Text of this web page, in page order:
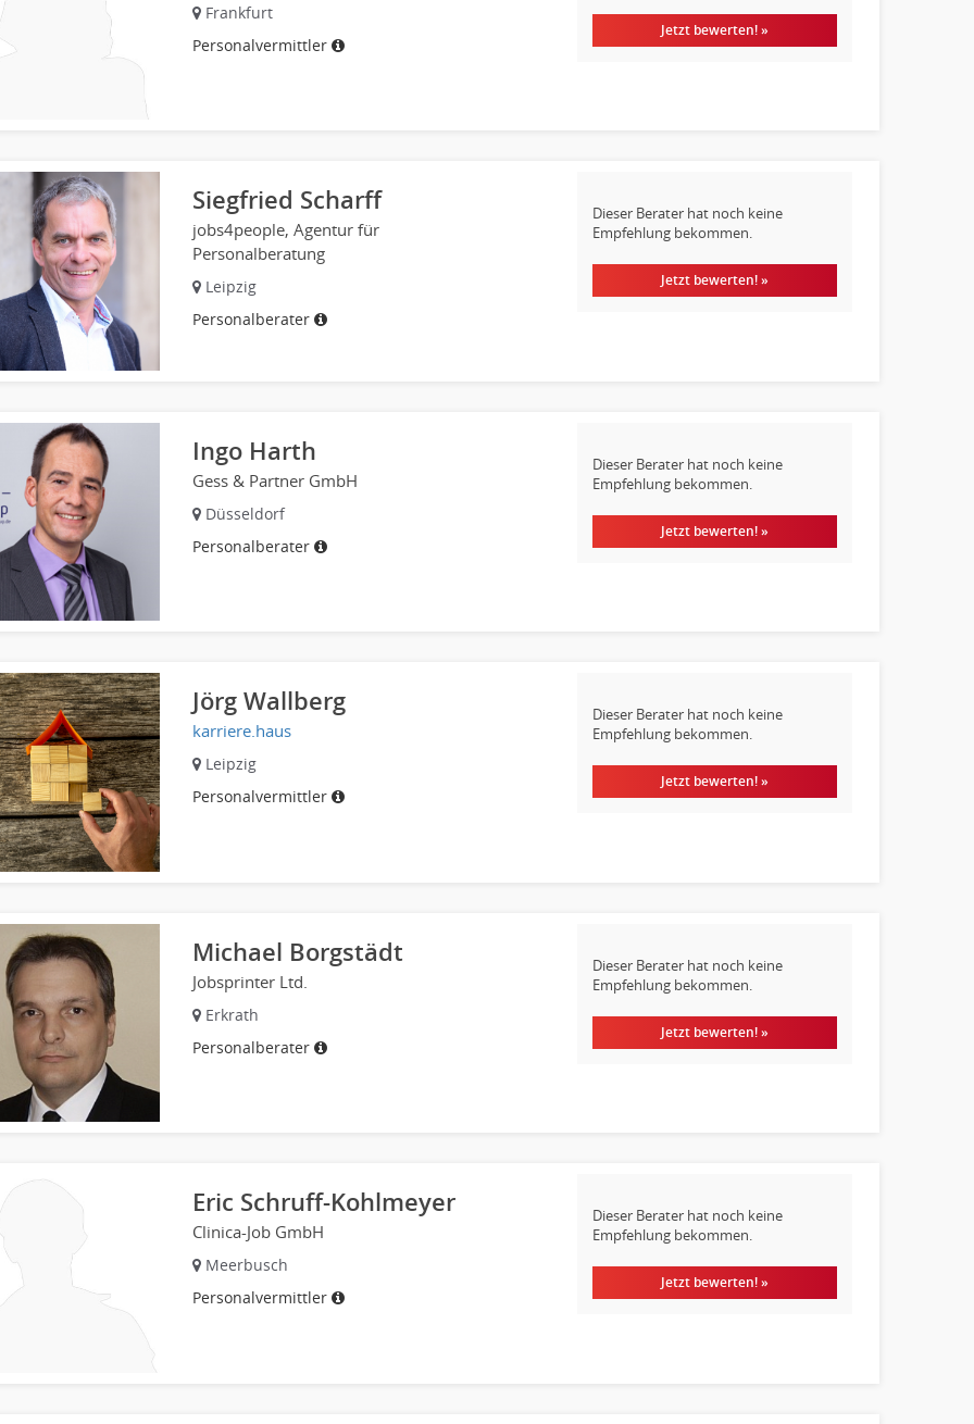
Frankfurt
Personalvermittler
Jetzt bewerten! »
Siegfried Scharff
jobs4people, Agentur für
Personalberatung
Leipzig
Personalberater
Dieser Berater hat noch keine
Empfehlung bekommen.
Jetzt bewerten! »
Ingo Harth
Gess & Partner GmbH
Düsseldorf
Personalberater
Dieser Berater hat noch keine
Empfehlung bekommen.
Jetzt bewerten! »
Jörg Wallberg
karriere.haus
Leipzig
Personalvermittler
Dieser Berater hat noch keine
Empfehlung bekommen.
Jetzt bewerten! »
Michael Borgstädt
Jobsprinter Ltd.
Erkrath
Personalberater
Dieser Berater hat noch keine
Empfehlung bekommen.
Jetzt bewerten! »
Eric Schruff-Kohlmeyer
Clinica-Job GmbH
Meerbusch
Personalvermittler
Dieser Berater hat noch keine
Empfehlung bekommen.
Jetzt bewerten! »